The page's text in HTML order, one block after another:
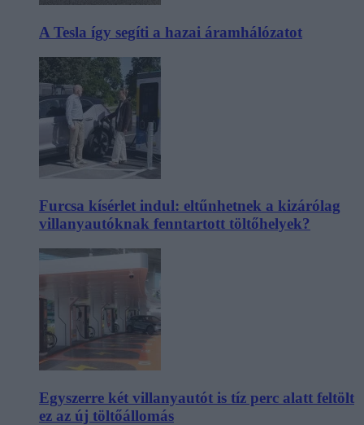
A Tesla így segíti a hazai áramhálózatot
Furcsa kísérlet indul: eltűnhetnek a kizárólag
villanyautóknak fenntartott töltőhelyek?
Egyszerre két villanyautót is tíz perc alatt feltölt
ez az új töltőállomás